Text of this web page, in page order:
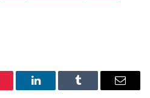
LinkedIn Tumblr Email